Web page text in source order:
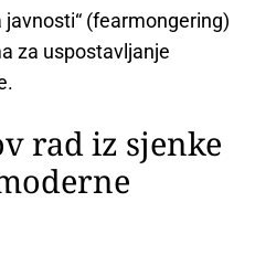
(fearmongering)
za uspostavljanje
rad iz sjenke